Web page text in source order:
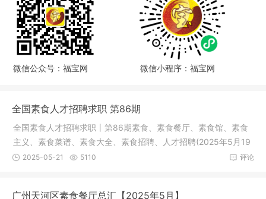
微信公众号：福宝网 微信小程序：福宝网
全国素食人才招聘求职 第86期
全国素食人才招聘求职丨第86期素食、素食餐厅、素食馆、素食
主义、素食菜谱、素食大全、素食招聘、人才招聘(2025年5月19
日)求 职
评论
2025-05-21 5110
广州天河区素食餐厅总汇【2025年5月】